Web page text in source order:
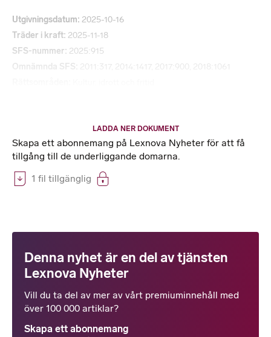
Utgivningsdatum 2025-10-16
Träder i kraft 2025-11-18
SFS-nummer 2025:915
Omnämnda SFS
LADDA NER DOKUMENT
Skapa ett abonnemang på Lexnova Nyheter för att få
tillgång till de underliggande domarna.
1 fil tillgänglig
Denna nyhet är en del av tjänsten
Lexnova Nyheter
Vill du ta del av mer av vårt premiuminnehåll med
över 100 000 artiklar?
Skapa ett abonnemang